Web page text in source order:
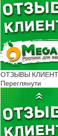
ОТЗЫВЫ
Переглянути